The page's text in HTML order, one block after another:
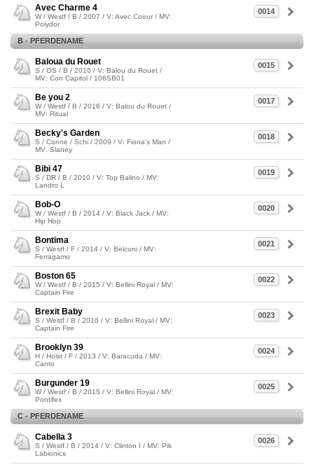
0014
Avec Charme 4
W / Westf / B / 2007 / V: Avec Coeur / MV:
Polydor
B - PFERDENAME
0015
Baloua du Rouet
S / OS / B / 2016 / V: Balou du Rouet /
MV: Con Capitol / 106SB01
0017
Be you 2
W / Westf / B / 2016 / V: Balou du Rouet /
MV: Ritual
0018
Becky's Garden
S / Conne / Schi / 2009 / V: Fiona's Man /
MV: Slaney
0019
Bibi 47
S / DR / B / 2010 / V: Top Balino / MV:
Landro L
0020
Bob-O
W / Westf / B / 2014 / V: Black Jack / MV:
Hip Hop
0021
Bontima
S / Westf / F / 2014 / V: Belconi / MV:
Ferragamo
0022
Boston 65
W / Westf / B / 2015 / V: Bellini Royal / MV:
Captain Fire
0023
Brexit Baby
S / Westf / B / 2016 / V: Bellini Royal / MV:
Captain Fire
0024
Brooklyn 39
H / Holst / F / 2013 / V: Baracuda / MV:
Canto
0025
Burgunder 19
W / Westf / B / 2015 / V: Bellini Royal / MV:
Pontifex
C - PFERDENAME
0026
Cabella 3
S / Westf / B / 2014 / V: Clinton I / MV: Pik
Labionics